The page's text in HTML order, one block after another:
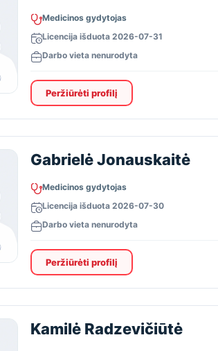
Medicinos gydytojas
Licencija išduota 2026-07-31
Darbo vieta nenurodyta
Peržiūrėti profilį
Gabrielė Jonauskaitė
Medicinos gydytojas
Licencija išduota 2026-07-30
Darbo vieta nenurodyta
Peržiūrėti profilį
Kamilė Radzevičiūtė